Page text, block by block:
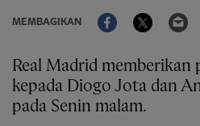
MEMBAGIKAN
FacebookTwitter
Real Madrid memberikan
kepada Diogo Jota dan
pada Senin malam.